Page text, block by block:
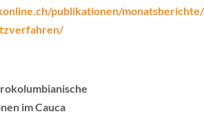
publikationen/
im Cauca